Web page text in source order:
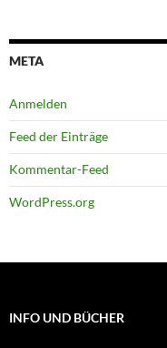
META
Anmelden
Feed der Einträge
Kommentar-Feed
WordPress.org
INFO UND BÜCHER